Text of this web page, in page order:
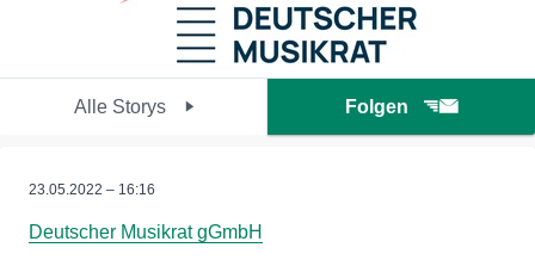
Alle Storys Folgen
23.05.2022 – 16:16
Deutscher Musikrat gGmbH